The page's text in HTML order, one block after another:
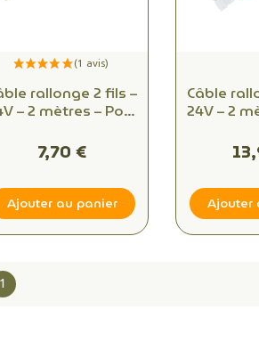
rallonge 2 fils –
– 2 mètres – Pour
monochromes –
Radium
7,70 €
Ajouter au panier
Câble
24V – 2
Ajouter
1